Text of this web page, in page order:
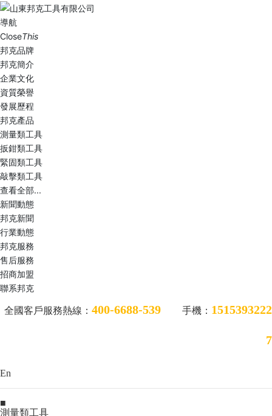
導航
CloseThis
邦克品牌
邦克簡介
企業文化
資質榮譽
發展歷程
邦克產品
測量類工具
扳鉗類工具
緊固類工具
敲擊類工具
查看全部...
新聞動態
邦克新聞
行業動態
邦克服務
售后服務
招商加盟
聯系邦克
全國客戶服務熱線： 400-6688-539 手機： 1515393222
7
En
■
測量類工具